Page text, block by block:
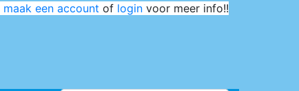
maak een account of login voor meer info!!